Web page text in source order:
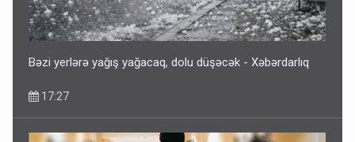
Bəzi yerlərə yağış yağacaq, dolu düşəcək - Xəbərdarlıq
17:27